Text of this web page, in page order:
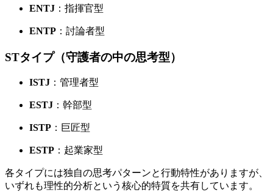
ENTJ ：指揮官型
ENTP ：討論者型
STタイプ（守護者の中の思考型）
ISTJ ：管理者型
ESTJ ：幹部型
ISTP ：巨匠型
ESTP ：起業家型
各タイプには独自の思考パターンと行動特性がありますが、
いずれも理性的分析という核心的特質を共有しています。